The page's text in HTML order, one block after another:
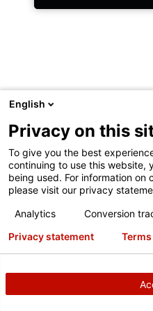
opotřebení
nápravě využitím
DALŠÍ
řadu Hunter nebo
práva vyhrazena. Další
Podmínkách používání
a
English
Privacy on this
To give you the best
continuing to use this website,
being used. For information on
please visit our privacy
Analytics
Conversion
Privacy statement